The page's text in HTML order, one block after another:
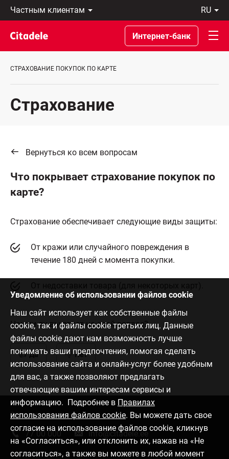
Частным
клиентам
Бизнес-
клиентам
О
C
ru
Eesti
По-
русски
In
Интернет-банк
СТРАХОВАНИЕ ПОКУПОК ПО КАРТЕ
Страхование
Вернуться ко всем вопросам
Что покрывает страхование покупок по
карте?
Страхование обеспечивает следующие виды защиты:
От кражи или случайного повреждения в
течение 180 дней с момента покупки.
Нашли ли вы ответ на свой вопрос?
Да Нет
Уведомление об использовании файлов cookie
Наш сайт использует как собственные файлы
cookie, так и файлы cookie третьих лиц. Данные
файлы cookie дают нам возможность лучше
понимать ваши предпочтения, помогая сделать
использование сайта и онлайн-услуг более удобным
для вас, а также позволяют предлагать
отвечающие вашим интересам сервисы и
информацию. Подробнее в Правилах
использования файлов cookie. Вы можете дать свое
согласие на использование файлов cookie, кликнув
на «Согласиться», или отклонить их, нажав на «Не
согласиться», а также вы можете в любой момент
Связаться с нами
77 00 000 info@citadele.ee